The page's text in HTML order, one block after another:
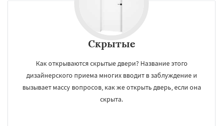
Скрытые
Как открываются скрытые двери? Название этого
дизайнерского приема многих вводит в заблуждение и
вызывает массу вопросов, как же открыть дверь, если она
скрыта.